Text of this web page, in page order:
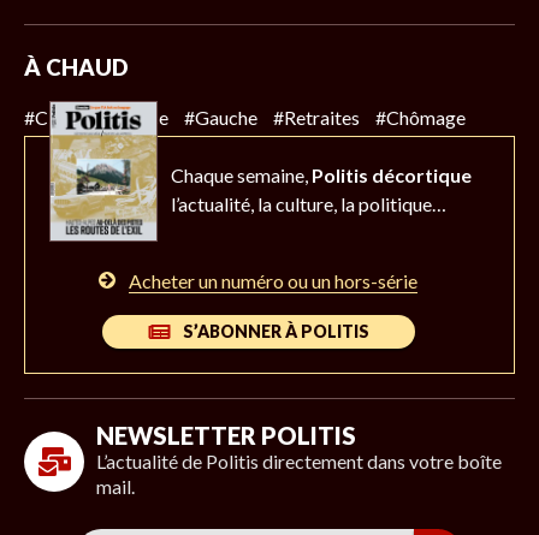
À CHAUD
#Climat #Police #Gauche #Retraites #Chômage
Chaque semaine, Politis décortique
l’actualité, la culture, la politique…
Acheter un numéro ou un hors-série
S’ABONNER À POLITIS
NEWSLETTER POLITIS
L’actualité de Politis directement dans votre boîte
mail.